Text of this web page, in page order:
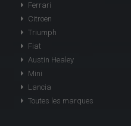
Ferrari
Citroen
Triumph
Fiat
Austin Healey
Mini
Lancia
Toutes les marques